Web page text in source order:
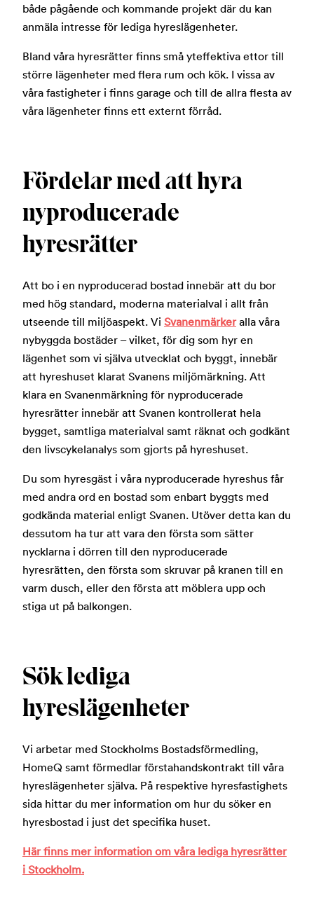
både pågående och kommande projekt där du kan
anmäla intresse för lediga hyreslägenheter.
Bland våra hyresrätter finns små yteffektiva ettor till
större lägenheter med flera rum och kök. I vissa av
våra fastigheter i finns garage och till de allra flesta av
våra lägenheter finns ett externt förråd.
Fördelar med att hyra
nyproducerade
hyresrätter
Att bo i en nyproducerad bostad innebär att du bor
med hög standard, moderna materialval i allt från
utseende till miljöaspekt. Vi Svanenmärkeralla våra
nybyggda bostäder – vilket, för dig som hyr en
lägenhet som vi själva utvecklat och byggt, innebär
att hyreshuset klarat Svanens miljömärkning. Att
klara en Svanenmärkning för nyproducerade
hyresrätter innebär att Svanen kontrollerat hela
bygget, samtliga materialval samt räknat och godkänt
den livscykelanalys som gjorts på hyreshuset.
Du som hyresgäst i våra nyproducerade hyreshus får
med andra ord en bostad som enbart byggts med
godkända material enligt Svanen. Utöver detta kan du
dessutom ha tur att vara den första som sätter
nycklarna i dörren till den nyproducerade
hyresrätten, den första som skruvar på kranen till en
varm dusch, eller den första att möblera upp och
stiga ut på balkongen.
Sök lediga
hyreslägenheter
Vi arbetar med Stockholms Bostadsförmedling,
HomeQ samt förmedlar förstahandskontrakt till våra
hyreslägenheter själva. På respektive hyresfastighets
sida hittar du mer information om hur du söker en
hyresbostad i just det specifika huset.
Här finns mer information om våra lediga hyresrätter
i Stockholm.